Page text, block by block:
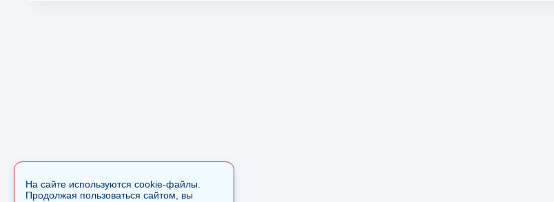
На сайте используются cookie-файлы.
Продолжая пользоваться сайтом, вы